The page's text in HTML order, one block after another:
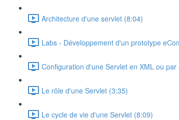
Architecture d'une servlet (8:04)
Labs - Développement d'un prototype
Configuration d'une Servlet en XML ou
Le rôle d'une Servlet (3:35)
Le cycle de vie d'une Servlet (8:09)